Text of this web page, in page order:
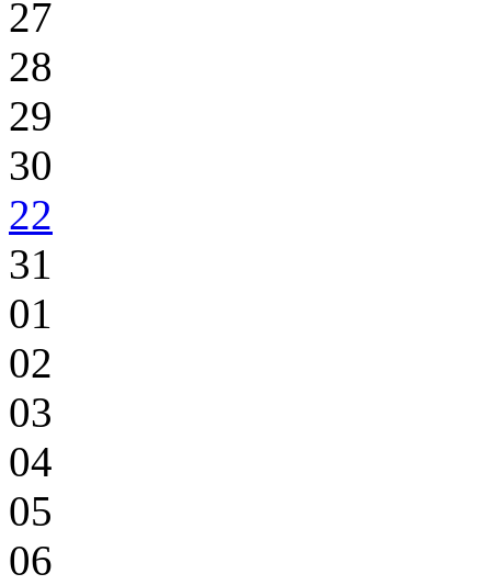
27
28
29
30
22
31
01
02
03
04
05
06